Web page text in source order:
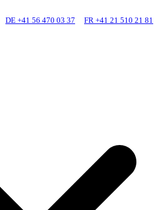
DE +41 56 470 03 37 FR +41 21 510 21 81